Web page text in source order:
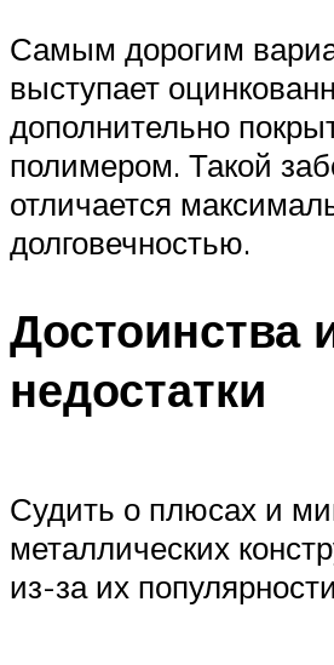
Самым дорогим
выступает
дополнительно
полимером. Такой
отличается
долговечностью.
Достоинства
недостатки
Судить о плюсах и
металлических
из-за их